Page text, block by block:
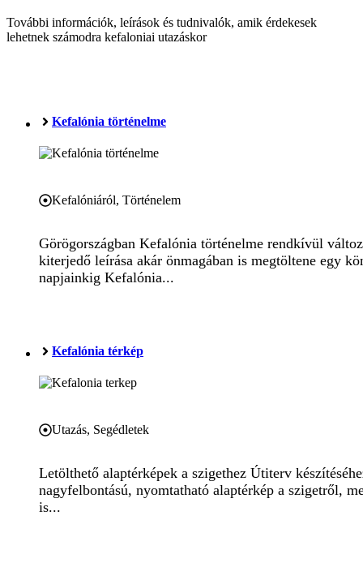
További információk, leírások és tudnivalók, amik érdekesek
lehetnek számodra kefaloniai utazáskor
Kefalónia történelme
Kefalóniáról, Történelem
Görögországban Kefalónia történelme rendkívül
kiterjedő leírása akár önmagában is megtöltene egy
napjainkig Kefalónia...
Kefalónia térkép
Utazás, Segédletek
Letölthető alaptérképek a szigethez Útiterv
nagyfelbontású, nyomtatható alaptérkép a szigetről,
is...